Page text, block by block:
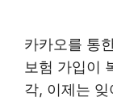
카카오를 통
보험 가입이
각, 이제는